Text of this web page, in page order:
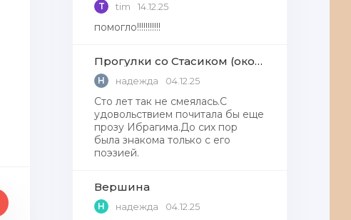
T tim 14.12.25
помогло!!!!!!!!!!!
Прогулки со Стасиком (окончание)
Н надежда 04.12.25
Сто лет так не смеялась.С
удовольствием почитала бы еще
прозу Ибрагима.До сих пор
была знакома только с его
поэзией.
Вершина
Н надежда 04.12.25